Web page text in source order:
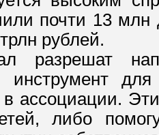
почти 13 млн
рублей.
разрешат
инструмент
ассоциации.
либо